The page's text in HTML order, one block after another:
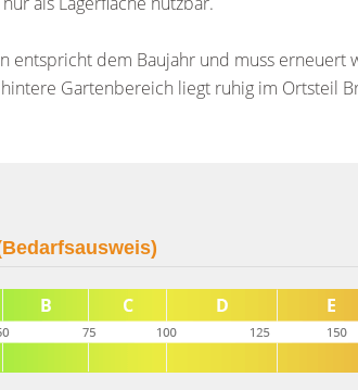
entspricht dem Baujahr und muss erneuert
Gartenbereich liegt ruhig im Ortsteil